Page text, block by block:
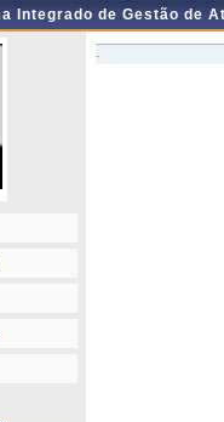
Integrado de Gestão de
-